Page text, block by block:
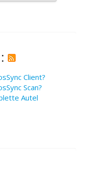
Client?
Scan?
Autel